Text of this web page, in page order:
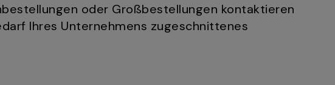
oder Großbestellungen kontaktieren
Ihres Unternehmens zugeschnittenes